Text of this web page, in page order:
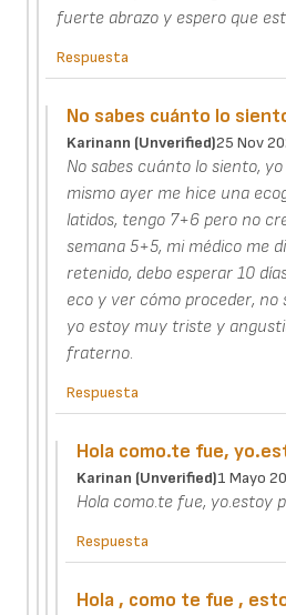
fuerte abrazo y espero que
Respuesta
No sabes cuánto lo
Karinann (unverified)25 Nov
No sabes cuánto lo siento,
mismo ayer me hice una
latidos, tengo 7+6 pero no
semana 5+5, mi médico me
retenido, debo esperar 10
eco y ver cómo proceder, no
yo estoy muy triste y
fraterno.
Respuesta
Hola como.te fue,
Karinan (unverified)1 Mayo
Hola como.te fue, yo.estoy
Respuesta
Hola , como te fue ,